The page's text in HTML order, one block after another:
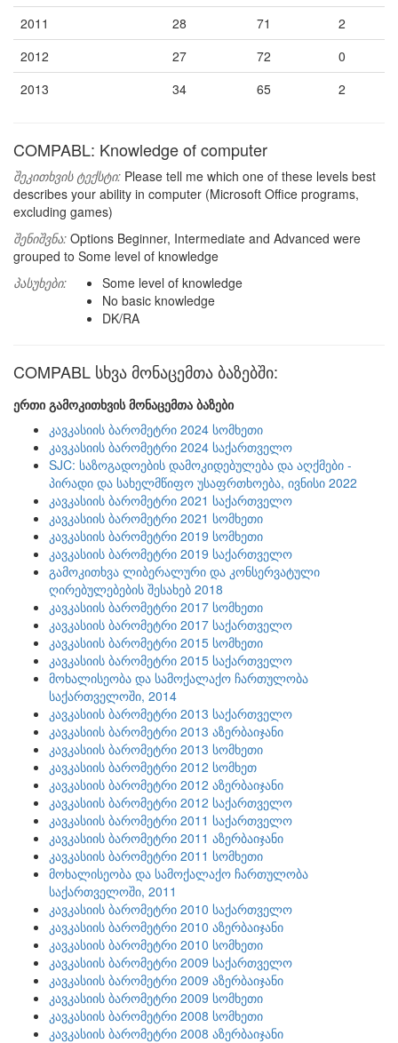
2011
28 71
2
2012
27 72
0
2013
34 65 2
COMPABL: Knowledge of computer
შეკითხვის ტექსტი: Please tell me which one of these levels best
describes your ability in computer (Microsoft Office programs,
excluding games)
შენიშვნა: Options Beginner, Intermediate and Advanced were
grouped to Some level of knowledge
პასუხები:
Some level of knowledge
No basic knowledge
DK/RA
COMPABL სხვა მონაცემთა ბაზებში:
ერთი გამოკითხვის მონაცემთა ბაზები
კავკასიის ბარომეტრი 2024 სომხეთი
კავკასიის ბარომეტრი 2024 საქართველო
SJC: საზოგადოების დამოკიდებულება და აღქმები -
პირადი და სახელმწიფო უსაფრთხოება, ივნისი 2022
კავკასიის ბარომეტრი 2021 საქართველო
კავკასიის ბარომეტრი 2021 სომხეთი
კავკასიის ბარომეტრი 2019 სომხეთი
კავკასიის ბარომეტრი 2019 საქართველო
გამოკითხვა ლიბერალური და კონსერვატული
ღირებულებების შესახებ 2018
კავკასიის ბარომეტრი 2017 სომხეთი
კავკასიის ბარომეტრი 2017 საქართველო
კავკასიის ბარომეტრი 2015 სომხეთი
კავკასიის ბარომეტრი 2015 საქართველო
მოხალისეობა და სამოქალაქო ჩართულობა
საქართველოში, 2014
კავკასიის ბარომეტრი 2013 საქართველო
კავკასიის ბარომეტრი 2013 აზერბაიჯანი
კავკასიის ბარომეტრი 2013 სომხეთი
კავკასიის ბარომეტრი 2012 სომხეთ
კავკასიის ბარომეტრი 2012 აზერბაიჯანი
კავკასიის ბარომეტრი 2012 საქართველო
კავკასიის ბარომეტრი 2011 საქართველო
კავკასიის ბარომეტრი 2011 აზერბაიჯანი
კავკასიის ბარომეტრი 2011 სომხეთი
მოხალისეობა და სამოქალაქო ჩართულობა
საქართველოში, 2011
კავკასიის ბარომეტრი 2010 საქართველო
კავკასიის ბარომეტრი 2010 აზერბაიჯანი
კავკასიის ბარომეტრი 2010 სომხეთი
კავკასიის ბარომეტრი 2009 საქართველო
კავკასიის ბარომეტრი 2009 აზერბაიჯანი
კავკასიის ბარომეტრი 2009 სომხეთი
კავკასიის ბარომეტრი 2008 სომხეთი
კავკასიის ბარომეტრი 2008 აზერბაიჯანი